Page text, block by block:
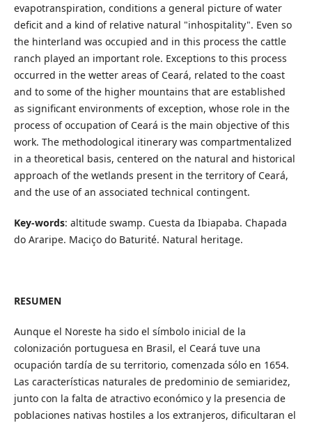
evapotranspiration, conditions a general picture of water
deficit and a kind of relative natural "inhospitality". Even so
the hinterland was occupied and in this process the cattle
ranch played an important role. Exceptions to this process
occurred in the wetter areas of Ceará, related to the coast
and to some of the higher mountains that are established
as significant environments of exception, whose role in the
process of occupation of Ceará is the main objective of this
work. The methodological itinerary was compartmentalized
in a theoretical basis, centered on the natural and historical
approach of the wetlands present in the territory of Ceará,
and the use of an associated technical contingent.
Key-words: altitude swamp. Cuesta da Ibiapaba. Chapada
do Araripe. Maciço do Baturité. Natural heritage.
RESUMEN
Aunque el Noreste ha sido el símbolo inicial de la
colonización portuguesa en Brasil, el Ceará tuve una
ocupación tardía de su territorio, comenzada sólo en 1654.
Las características naturales de predominio de semiaridez,
junto con la falta de atractivo económico y la presencia de
poblaciones nativas hostiles a los extranjeros, dificultaran el